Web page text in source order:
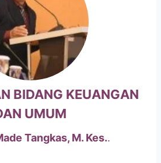
BIDANG KEUANGAN
UMUM
Tangkas, M. Kes..